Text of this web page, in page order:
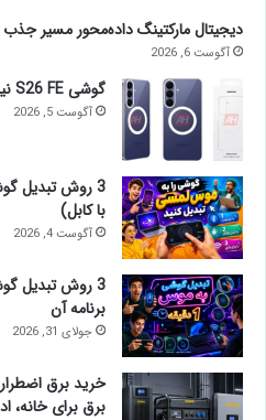
دیجیتال مارکتینگ داده‌محور مسیر
آگوست 6, 2026
گوشی S26 FE نیامده، تصاویر قاب‌هایش لو رفت
آگوست 5, 2026
3 روش تبدیل
با کابل)
آگوست 4, 2026
برنامه آن
جولای 31, 2026
خرید برق
برق برای خانه،